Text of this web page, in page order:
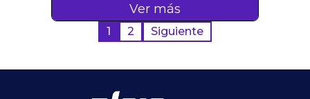
Ver más
Paginación
entradas
1 2 Siguiente